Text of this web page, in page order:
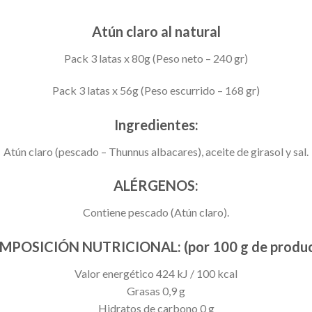
Atún claro al natural
Pack 3 latas x 80g (Peso neto – 240 gr)
Pack 3 latas x 56g (Peso escurrido – 168 gr)
Ingredientes:
Atún claro (pescado – Thunnus albacares), aceite de girasol y sal.
ALÉRGENOS:
Contiene pescado (Atún claro).
NUTRICIONAL: (por 100 g de
Valor energético 424 kJ / 100 kcal
Grasas 0,9 g
Hidratos de carbono 0 g